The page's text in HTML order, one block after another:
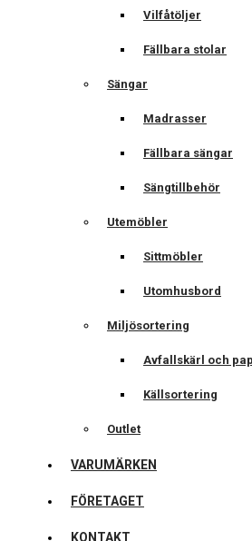
Vilfåtöljer
Fällbara stolar
Sängar
Madrasser
Fällbara sängar
Sängtillbehör
Utemöbler
Sittmöbler
Utomhusbord
Miljösortering
Avfallskärl och
Källsortering
Outlet
VARUMÄRKEN
FÖRETAGET
KONTAKT